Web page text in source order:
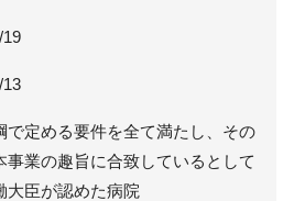
19
13
で定める要件を全て満たし、その
事業の趣旨に合致しているとして
大臣が認めた病院